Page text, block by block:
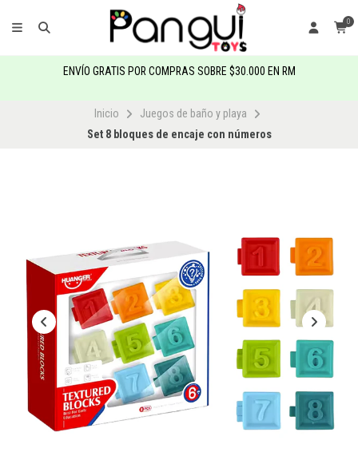
0
ENVÍO GRATIS POR COMPRAS SOBRE $30.000 EN RM
Inicio
Juegos de baño y playa
Set 8 bloques de encaje con números